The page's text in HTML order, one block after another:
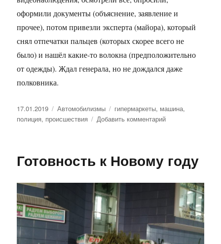
оформили документы (объяснение, заявление и
прочее), потом привезли эксперта (майора), который
снял отпечатки пальцев (которых скорее всего не
было) и нашёл какие-то волокна (предположительно
от одежды). Ждал генерала, но не дождался даже
полковника.
Опубликовано
17.01.2019 Рубрики
Автомобилизмы Метки
гипермаркеты, машина,
полиция, происшествия Добавить комментарий
за
хлебушком…
Готовность к Новому году